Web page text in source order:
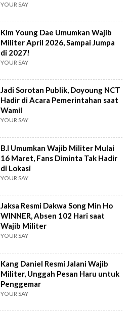
YOUR SAY
Kim Young Dae Umumkan Wajib
Militer April 2026, Sampai Jumpa
di 2027!
YOUR SAY
Jadi Sorotan Publik, Doyoung NCT
Hadir di Acara Pemerintahan saat
Wamil
YOUR SAY
B.I Umumkan Wajib Militer Mulai
16 Maret, Fans Diminta Tak Hadir
di Lokasi
YOUR SAY
Jaksa Resmi Dakwa Song Min Ho
WINNER, Absen 102 Hari saat
Wajib Militer
YOUR SAY
Kang Daniel Resmi Jalani Wajib
Militer, Unggah Pesan Haru untuk
Penggemar
YOUR SAY